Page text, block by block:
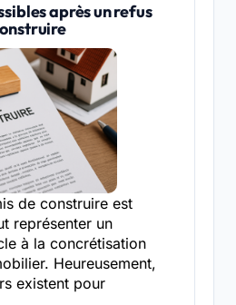
après un refus
de construire est
représenter un
à la concrétisation
Heureusement,
existent pour